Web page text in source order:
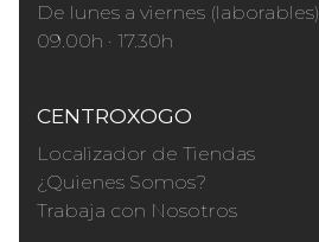
De lunes a viernes (laborables)
09.00h · 17.30h
CENTROXOGO
Localizador de Tiendas
¿Quienes Somos?
Trabaja con Nosotros